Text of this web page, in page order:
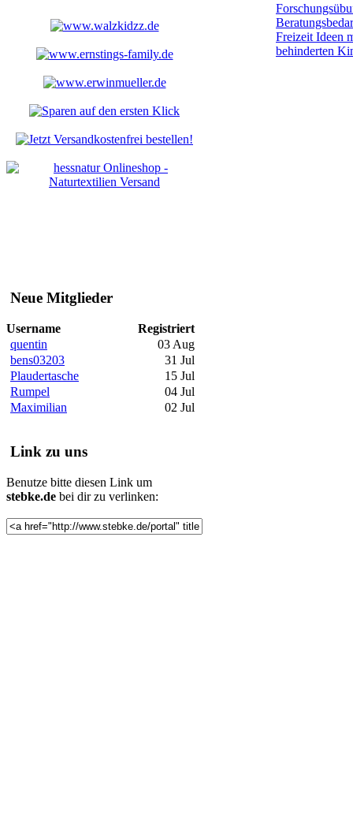
Neue Mitglieder
Username
Registriert
quentin
03 Aug
bens03203
31 Jul
Plaudertasche
15 Jul
Rumpel
04 Jul
Maximilian
02 Jul
Link zu uns
Benutze bitte diesen Link um
stebke.de bei dir zu verlinken:
Freizeit Ideen
behinderten